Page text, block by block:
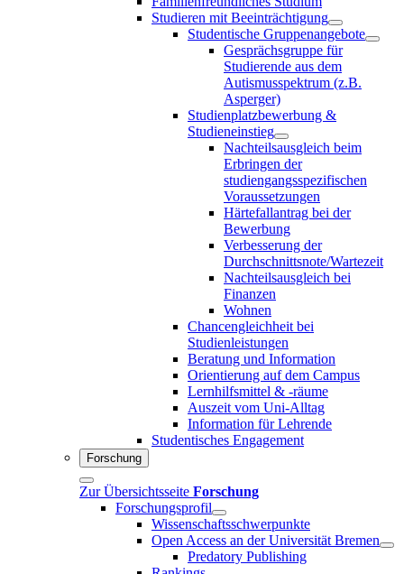
Studieren mit Beeinträchtigung
Studentische Gruppenangebote
Gesprächsgruppe für
Studierende aus dem
Autismusspektrum (z.B.
Asperger)
Studienplatzbewerbung &
Studieneinstieg
Nachteilsausgleich beim
Erbringen der
studiengangsspezifischen
Voraussetzungen
Härtefallantrag bei der
Bewerbung
Verbesserung der
Durchschnittsnote/Wartezeit
Nachteilsausgleich bei
Finanzen
Wohnen
Chancengleichheit bei
Studienleistungen
Beratung und Information
Orientierung auf dem Campus
Lernhilfsmittel & -räume
Auszeit vom Uni-Alltag
Information für Lehrende
Studentisches Engagement
Forschung
Zur Übersichtsseite Forschung
Forschungsprofil
Wissenschaftsschwerpunkte
Open Access an der Universität Bremen
Predatory Publishing